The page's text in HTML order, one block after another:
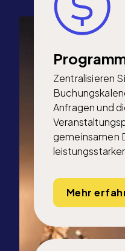
Zentralisieren
Anfragen und
gemeinsamen
Mehr